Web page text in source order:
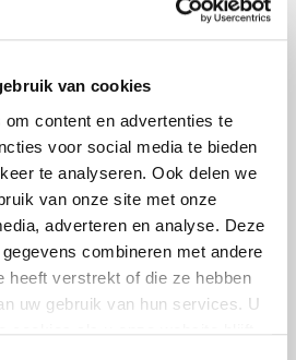
van cookies
content en advertenties te
voor social media te bieden
te analyseren. Ook delen we
van onze site met onze
adverteren en analyse. Deze
combineren met andere
heeft verstrekt of die ze hebben
uw gebruik van hun services. U
dagdeel en werd gespeeld in
verschillende aspecten van
zoals cultuur, teamwork op
aan Het Nieuwe